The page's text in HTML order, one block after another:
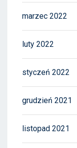
marzec 2022
luty 2022
styczeń 2022
grudzień 2021
listopad 2021